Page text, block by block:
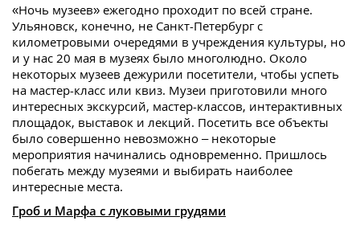
«Ночь музеев» ежегодно проходит по всей стране.
Ульяновск, конечно, не Санкт-Петербург с
километровыми очередями в учреждения культуры, но
и у нас 20 мая в музеях было многолюдно. Около
некоторых музеев дежурили посетители, чтобы успеть
на мастер-класс или квиз. Музеи приготовили много
интересных экскурсий, мастер-классов, интерактивных
площадок, выставок и лекций. Посетить все объекты
было совершенно невозможно – некоторые
мероприятия начинались одновременно. Пришлось
побегать между музеями и выбирать наиболее
интересные места.
Гроб и Марфа с луковыми грудями